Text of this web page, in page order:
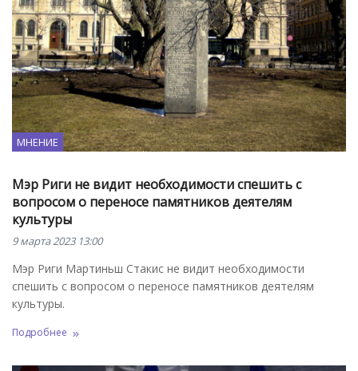
МНЕНИЕ
Мэр Риги не видит необходимости спешить с
вопросом о переносе памятников деятелям
культуры
9 марта 2023 13:00
Мэр Риги Мартиньш Стакис не видит необходимости
спешить с вопросом о переносе памятников деятелям
культуры.
Подробнее